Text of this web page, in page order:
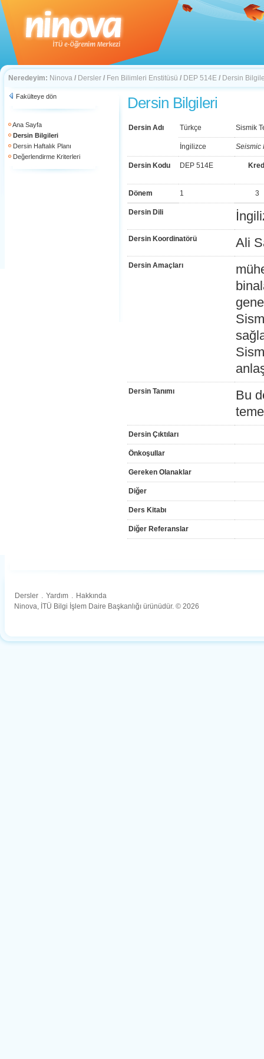
Neredeyim: Ninova / Dersler / Fen Bilimleri Enstitüsü / DEP 514E / Dersin
Fakülteye dön
Ana Sayfa
Dersin Bilgileri
Dersin Haftalık Planı
Değerlendirme Kriterleri
Dersin Bilgileri
Dersin Adı Türkçe Sismik
İngilizce Seismic
Dersin Kodu DEP 514E
Dönem 1 3
Dersin Dili
Dersin Koordinatörü Ali
Dersin Amaçları
Dersin Tanımı
Bu
Dersin Çıktıları
Önkoşullar
Gereken Olanaklar
Diğer
Ders Kitabı
Diğer Referanslar
Dersler . Yardım . Hakkında
Ninova, İTÜ Bilgi İşlem Daire Başkanlığı ürünüdür. © 2026